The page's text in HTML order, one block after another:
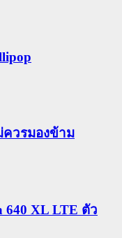
ควรมองข้าม
640 XL LTE ตัว